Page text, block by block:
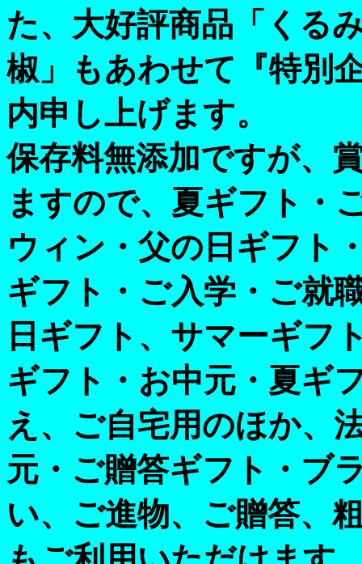
た、大好評商品「くる
椒」もあわせて『特別
内申し上げます。
保存料無添加ですが、
ますので、夏ギフト・
ウィン・父の日ギフト
ギフト・ご入学・ご就
日ギフト、サマーギフ
ギフト・お中元・夏ギ
え、ご自宅用のほか、
元・ご贈答ギフト・ブ
い、ご進物、ご贈答、